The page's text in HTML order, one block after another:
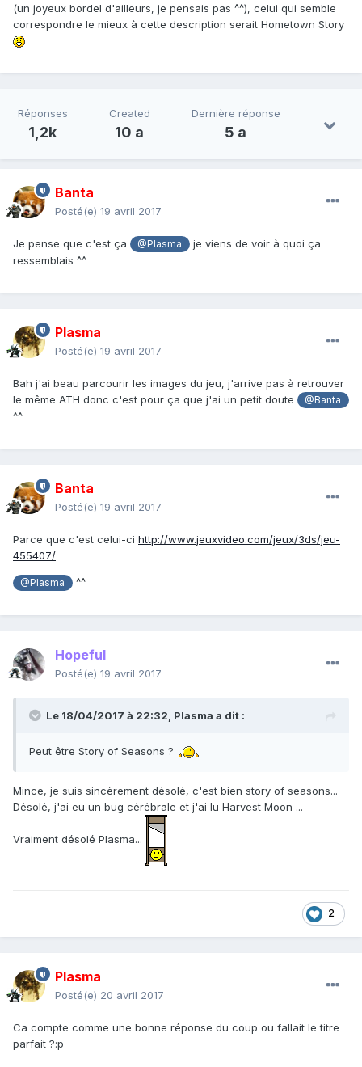
(un joyeux bordel d'ailleurs, je pensais pas ^^), celui qui semble
correspondre le mieux à cette description serait Hometown Story
Réponses
1,2k
Created
10 a
Dernière réponse
5 a
Banta
Posté(e) 19 avril 2017
Je pense que c'est ça @Plasma
je viens de voir à quoi ça
ressemblais ^^
Plasma
Posté(e) 19 avril 2017
Bah j'ai beau parcourir les images du jeu, j'arrive pas à retrouver
le même ATH donc c'est pour ça que j'ai un petit doute
@Banta
^^
Banta
Posté(e) 19 avril 2017
Parce que c'est celui-ci http://www.jeuxvideo.com/jeux/3ds/jeu-
455407/
@Plasma ^^
Hopeful
Posté(e) 19 avril 2017
Le 18/04/2017 à 22:32, Plasma a dit :
Peut être Story of Seasons ?
Mince, je suis sincèrement désolé, c'est bien story of seasons...
Désolé, j'ai eu un bug cérébrale et j'ai lu Harvest Moon ...
Vraiment désolé Plasma...
2
Plasma
Posté(e) 20 avril 2017
Ca compte comme une bonne réponse du coup ou fallait le titre
parfait ?:p